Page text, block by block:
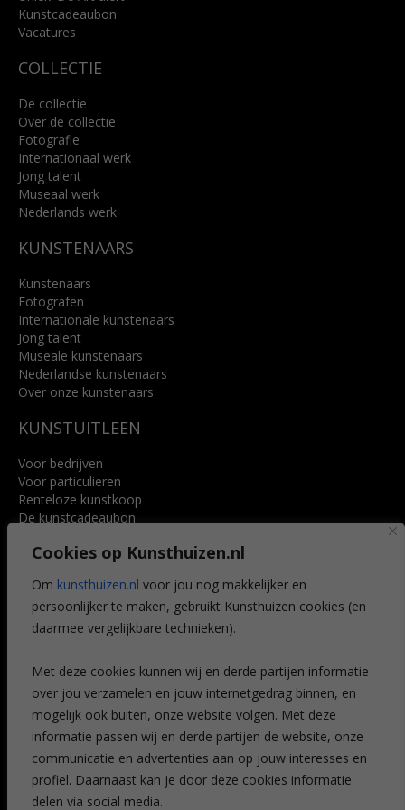
Cookies op Kunsthuizen.nl
Om kunsthuizen.nl voor jou nog makkelijker en
persoonlijker te maken, gebruikt Kunsthuizen cookies (en
daarmee vergelijkbare technieken).
Met deze cookies kunnen wij en derde partijen informatie
over jou verzamelen en jouw internetgedrag binnen, en
mogelijk ook buiten, onze website volgen. Met deze
informatie passen wij en derde partijen de website, onze
communicatie en advertenties aan op jouw interesses en
profiel. Daarnaast kan je door deze cookies informatie
delen via social media.
Lees meer
Kunstcadeaubon
Vacatures
COLLECTIE
De collectie
Over de collectie
Fotografie
Internationaal werk
Jong talent
Museaal werk
Nederlands werk
KUNSTENAARS
Kunstenaars
Fotografen
Internationale kunstenaars
Jong talent
Museale kunstenaars
Nederlandse kunstenaars
Over onze kunstenaars
KUNSTUITLEEN
Voor bedrijven
Voor particulieren
Renteloze kunstkoop
De kunstcadeaubon
Voordelen
Veelgestelde vragen
CONTACT
Leiden
Amsterdam
Breda
Favorieten
Mijn art alert
NIEUWSBRIEF